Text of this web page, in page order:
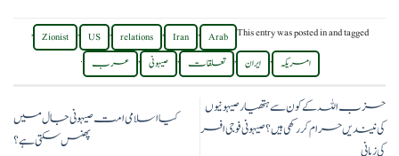
This entry was posted inand tagged
Arab
,
Iran
,
relations
,
US
,
Zionist
,
امریکہ , ایران , تعلقات , صیہونی , عرب .
حزب اللہ کے کون سے ہتھیار صیہونیوں
کی نیندیں حرام کر رکھی ہیں؟صیہونی فوجی افسر
کی زبانی
کیا اسلامی امت صیہونی جال میں
پھنس سکتی ہے؟